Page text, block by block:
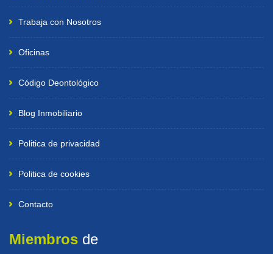
Trabaja con Nosotros
Oficinas
Código Deontológico
Blog Inmobiliario
Politica de privacidad
Politica de cookies
Contacto
Miembros de